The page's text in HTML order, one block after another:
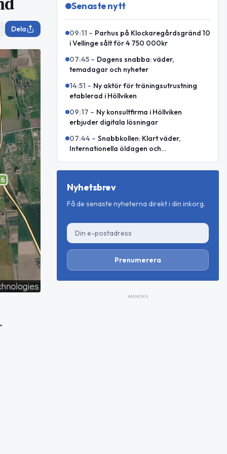
Dela
Senaste nytt
09:11 – Parhus på Klockaregårdsgränd 10
i Vellinge sålt för 4 750 000kr
07:45 – Dagens snabba: väder,
temadagar och nyheter
14:51 – Ny aktör för träningsutrustning
etablerad i Höllviken
09:17 – Ny konsultfirma i Höllviken
erbjuder digitala lösningar
07:44 – Snabbkollen: Klart väder,
Internationella öldagen och
Nyhetsbrev
Få de senaste nyheterna direkt i din inkorg.
Prenumerera
ANNONS